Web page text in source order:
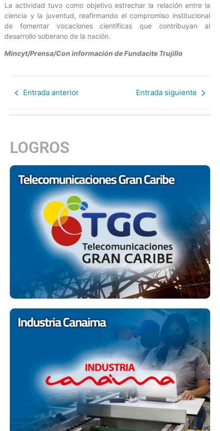
La actividad tuvo como objetivo estrechar la relación entre la
ciencia y la juventud, reafirmando el compromiso institucional
de fomentar vocaciones científicas que contribuyan al
desarrollo soberano de la nación.
Mincyt/Prensa/Con información de Fundacite Trujillo
Entrada anterior Entrada siguiente
LOGROS